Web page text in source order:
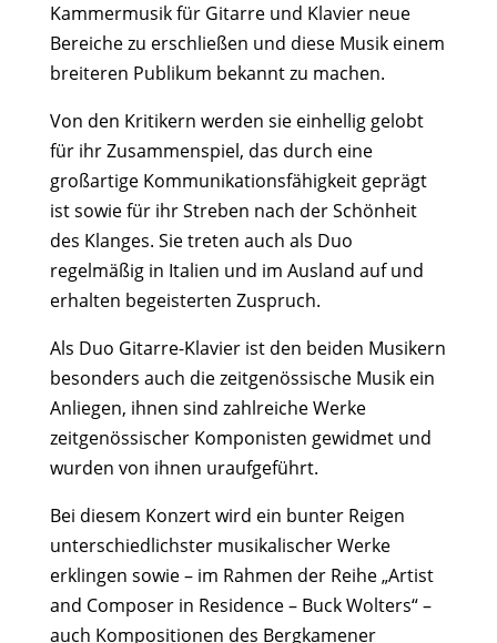
Kammermusik für Gitarre und Klavier neue
Bereiche zu erschließen und diese Musik einem
breiteren Publikum bekannt zu machen.
Von den Kritikern werden sie einhellig gelobt
für ihr Zusammenspiel, das durch eine
großartige Kommunikationsfähigkeit geprägt
ist sowie für ihr Streben nach der Schönheit
des Klanges. Sie treten auch als Duo
regelmäßig in Italien und im Ausland auf und
erhalten begeisterten Zuspruch.
Als Duo Gitarre-Klavier ist den beiden Musikern
besonders auch die zeitgenössische Musik ein
Anliegen, ihnen sind zahlreiche Werke
zeitgenössischer Komponisten gewidmet und
wurden von ihnen uraufgeführt.
Bei diesem Konzert wird ein bunter Reigen
unterschiedlichster musikalischer Werke
erklingen sowie – im Rahmen der Reihe „Artist
and Composer in Residence – Buck Wolters“ –
auch Kompositionen des Bergkamener